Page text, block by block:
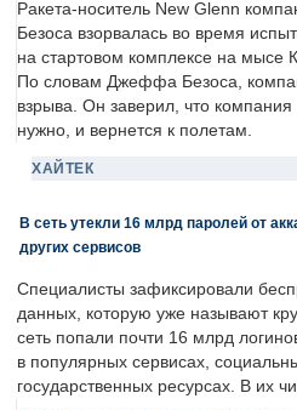
Ракета-носитель New Glenn
Безоса взорвалась во время
на стартовом комплексе на мысе
По словам Джеффа Безоса,
взрыва. Он заверил, что компания
нужно, и вернется к полетам.
ХАЙТЕК
В сеть утекли 16 млрд паролей от
других сервисов
Специалисты зафиксировали
данных, которую уже называют
сеть попали почти 16 млрд
в популярных сервисах,
государственных ресурсах. В их